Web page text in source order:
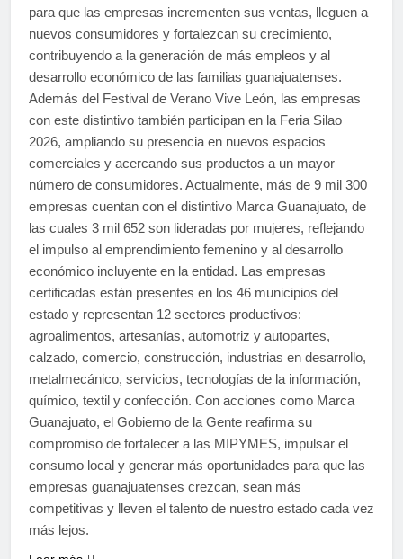
para que las empresas incrementen sus ventas, lleguen a
nuevos consumidores y fortalezcan su crecimiento,
contribuyendo a la generación de más empleos y al
desarrollo económico de las familias guanajuatenses.
Además del Festival de Verano Vive León, las empresas
con este distintivo también participan en la Feria Silao
2026, ampliando su presencia en nuevos espacios
comerciales y acercando sus productos a un mayor
número de consumidores. Actualmente, más de 9 mil 300
empresas cuentan con el distintivo Marca Guanajuato, de
las cuales 3 mil 652 son lideradas por mujeres, reflejando
el impulso al emprendimiento femenino y al desarrollo
económico incluyente en la entidad. Las empresas
certificadas están presentes en los 46 municipios del
estado y representan 12 sectores productivos:
agroalimentos, artesanías, automotriz y autopartes,
calzado, comercio, construcción, industrias en desarrollo,
metalmecánico, servicios, tecnologías de la información,
químico, textil y confección. Con acciones como Marca
Guanajuato, el Gobierno de la Gente reafirma su
compromiso de fortalecer a las MIPYMES, impulsar el
consumo local y generar más oportunidades para que las
empresas guanajuatenses crezcan, sean más
competitivas y lleven el talento de nuestro estado cada vez
más lejos.